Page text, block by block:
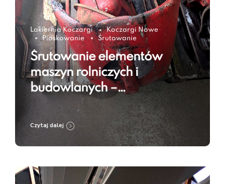
Lakiernia Koczargi
Koczargi Nowe
Piaskowanie
Śrutowanie
Śrutowanie elementów
maszyn rolniczych i
budowlanych –
przygotowanie do renowacji
i zabezpieczenia
antykorozyjnego
Czytaj dalej